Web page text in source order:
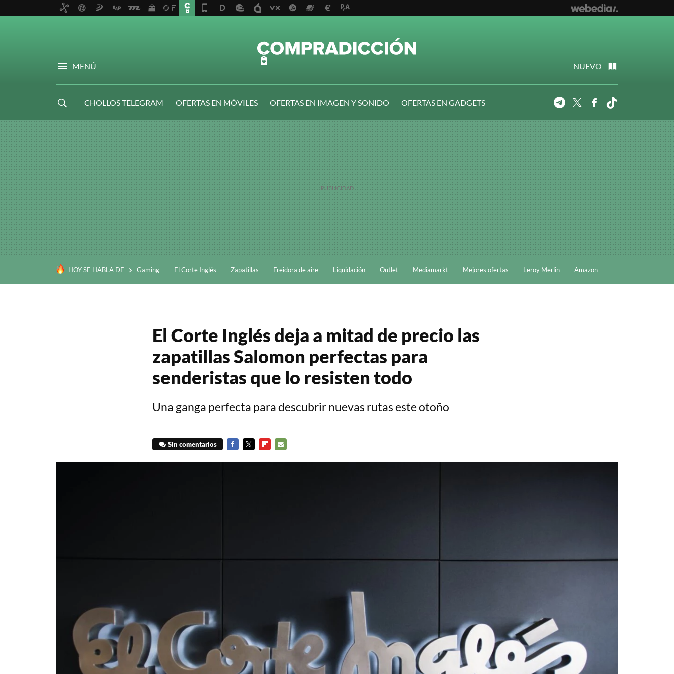
MENÚ NUEVO
CHOLLOS TELEGRAM OFERTAS EN MÓVILES OFERTAS EN IMAGEN Y SONIDO
OFERTAS EN GADGETS
TelegramTwitterFacebook
HOY SE HABLA DE Gaming El Corte Inglés Zapatillas Freidora de aire Liquidación Outlet Mediamarkt Mejores ofertas Leroy Merlin Amazon
El Corte Inglés deja a mitad de precio las
zapatillas Salomon perfectas para
senderistas que lo resisten todo
Una ganga perfecta para descubrir nuevas rutas este otoño
Sin comentarios